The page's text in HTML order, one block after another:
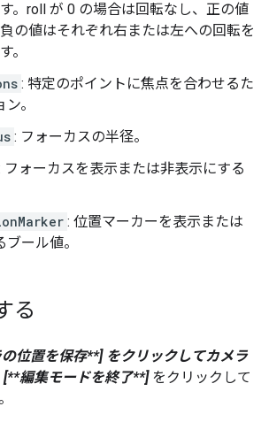
。roll が 0 の場合は回転なし、正の値
の値はそれぞれ右または左への回転を
。
: 特定のポイントに焦点を合わせるた
。
: フォーカスの半径。
フォーカスを表示または非表示にする
: 位置マーカーを表示または
ール値。
る
位置を保存**]をクリックしてカメラ
[**編集モードを終了**]をクリックして